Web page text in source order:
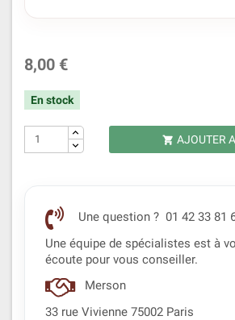
8,00 €
En stock
 AJOUTER
Une question ? 01 42 33 81
Une équipe de spécialistes est à
écoute pour vous conseiller.
Merson
33 rue Vivienne 75002 Paris